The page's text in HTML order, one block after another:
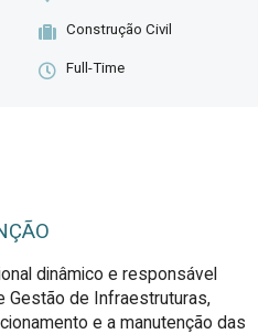
Construção Civil
Full-Time
dinâmico e responsável
Gestão de Infraestruturas,
e a manutenção das